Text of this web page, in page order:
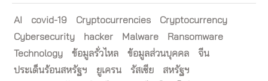
AI covid-19 Cryptocurrencies
Cryptocurrency
Cybersecurity
hacker Malware
Ransomware
Technology
ข้อมูลรั่วไหล ข้อมูลส่วนบุคคล
จีน
ประเด็นร้อนสหรัฐฯ
ยูเครน รัสเซีย
สหรัฐฯ